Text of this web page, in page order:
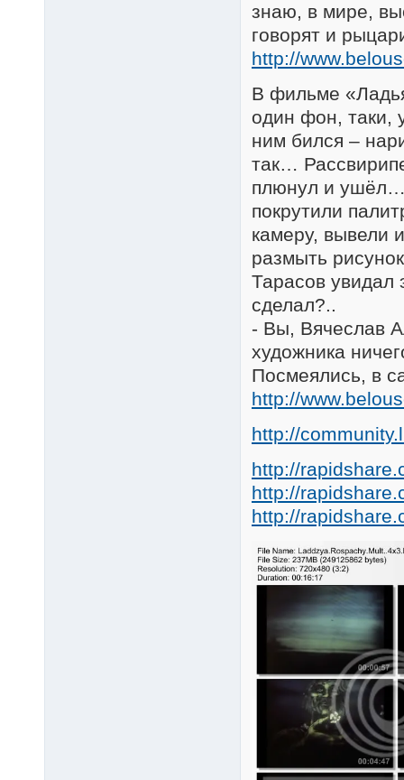
знаю, в мире,
говорят и
http://
В фильме
один фон, таки,
ним бился –
так…
плюнул и
покрутили
камеру, вывели
размыть
Тарасов увидал
сделал?..
- Вы, Вячеслав
художника
Посмеялись, в
http://
http://
http://
http://
http://